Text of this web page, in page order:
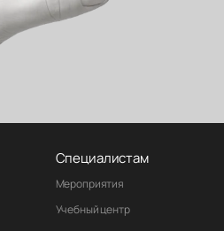
Специалистам
Мероприятия
Учебный центр